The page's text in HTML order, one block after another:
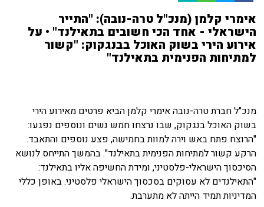
אימרי קלמן (מנכ"ל טרה-נובה): "התייר
הישראלי - אחד הכי חשובים בתאילנד" • על
אירוע הירי בשוק האוכל בבנגקוק: "קשור
למתיחות הפנימית בתאילנד"
מנכ"ל חברת טרה-נובה אימרי קלמן הביא פרטים מאירוע הירי
בשוק האוכל בנגקוק, שבו נרצחו חמש נשים ונוספים נפגעו:
"הרוצח פתח באש וירה למוות בחמישה, פצע נוספים והתאבד.
הרקע קשור למתיחות הפנימית בתאילנד". בהמשך התייחס לנושא
הסיכסוך הישראלי-פלסטיני, ומידת החשיפה אליו בתאילנד:
"התאילנדים לא עסוקים בסכסוך הישראלי פלסטיני. באופן כללי
המדיניות תמיד הייתה לא מתערבת.